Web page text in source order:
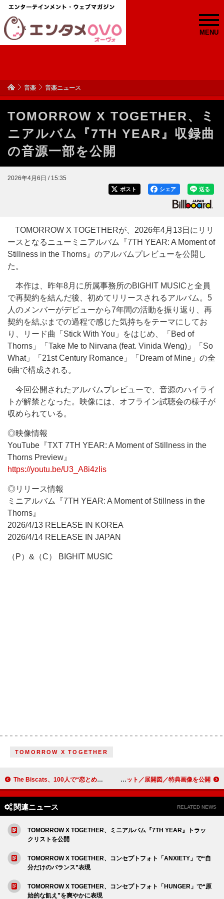
MENU
音楽 音楽ニュース
TOMORROW X TOGETHER、ミ
ニアルバム『7TH YEAR』収録曲
の音源一部を公開
2026年4月6日 / 15:35
送る
シェア
ポスト
TOMORROW X TOGETHERが、2026年4月13日にリリ
ースとなるニューミニアルバム『7TH YEAR: A Moment of
Stillness in the Thorns』のアルバムプレビューを公開し
た。
本作は、昨年8月に所属事務所のBIGHIT MUSICと全員
で再契約を結んだ後、初めてリリースされるアルバム。5
人のメンバーがデビューから7年間の活動を振り返り、再
契約を結ぶまでの過程で感じた気持ちをテーマにしてお
り、リード曲「Stick With You」をはじめ、「Bed of
Thorns」「Take Me to Nirvana (feat. Vinida Weng)」「So
What」「21st Century Romance」「Dream of Mine」の全
6曲で構成される。
今回公開されたアルバムプレビューで、音源のハイライ
トが解禁となった。映像には、オフライン試聴会の様子が
収められている。
◎映像情報
YouTube『TXT 7TH YEAR: A Moment of Stillness in the
Thorns Preview』
https://youtu.be/U3_A8i4zIis
◎リリース情報
ミニアルバム『7TH YEAR: A Moment of Stillness in the
Thorns』
2026/4/13 RELEASE IN KOREA
2026/4/14 RELEASE IN JAPAN
（P）&（C） BIGHIT MUSIC
TOMORROW X TOGETHER
The Biscats、100人で“恋とめダンス”やラジオ公開収録も行われた結成7周年イベントのレポート到着 Da-iCE、アリーナツアー【EntranCE】映像作品のジャケット／展開図／特典画像を公開
関連ニュース RELATED NEWS
TOMORROW X TOGETHER、ミニアルバム『7TH YEAR』トラッ
クリストを公開
TOMORROW X TOGETHER、コンセプトフォト「ANXIETY」で“自
分だけのバランス”表現
TOMORROW X TOGETHER、コンセプトフォト「HUNGER」で“原
始的な飢え”を爽やかに表現